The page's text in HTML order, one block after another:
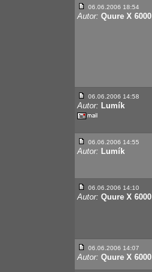
06.06.2006 18:54
Autor: Quure X 6000
06.06.2006 14:58
Autor: Lumík
06.06.2006 14:55
Autor: Lumík
06.06.2006 14:10
Autor: Quure X 6000
06.06.2006 14:07
Autor: Quure X 6000